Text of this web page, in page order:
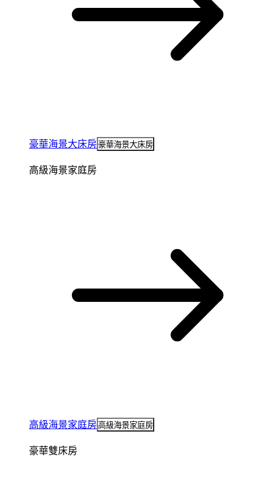
豪華海景大床房豪華海景大床房
高級海景家庭房
高級海景家庭房高級海景家庭房
豪華雙床房